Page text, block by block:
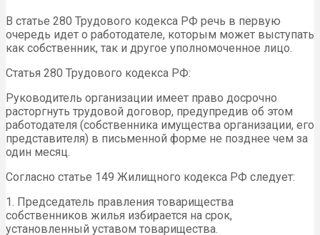
В статье 280 Трудового кодекса РФ речь в первую
очередь идет о работодателе, которым может выступать
как собственник, так и другое уполномоченное лицо.
Статья 280 Трудового кодекса РФ:
Руководитель организации имеет право досрочно
расторгнуть трудовой договор, предупредив об этом
работодателя (собственника имущества организации, его
представителя) в письменной форме не позднее чем за
один месяц.
Согласно статье 149 Жилищного кодекса РФ следует:
1. Председатель правления товарищества
собственников жилья избирается на срок,
установленный уставом товарищества.